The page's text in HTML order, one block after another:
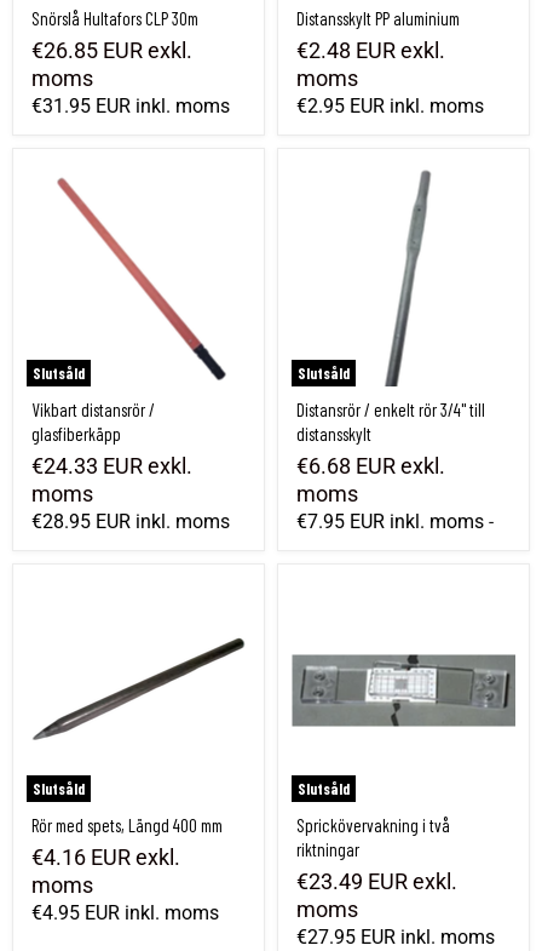
Snörslå Hultafors CLP 30m
€26.85 EURexkl.
moms
€31.95 EUR inkl. moms
Distansskylt PP aluminium
€2.48 EURexkl.
moms
€2.95 EUR inkl. moms
Slutsåld
Vikbart distansrör /
glasfiberkäpp
€24.33 EURexkl.
moms
€28.95 EUR inkl. moms
Slutsåld
Distansrör / enkelt rör 3/4" till
Distansrör / enkelt rör 3/4" till
distansskylt
€6.68 EURexkl.
moms
€7.95 EUR inkl. moms -
Slutsåld
Rör med spets, Längd 400 mm
€4.16 EURexkl.
moms
€4.95 EUR inkl. moms
Slutsåld
Sprickövervakning i två
riktningar
€23.49 EURexkl.
moms
€27.95 EUR inkl. moms